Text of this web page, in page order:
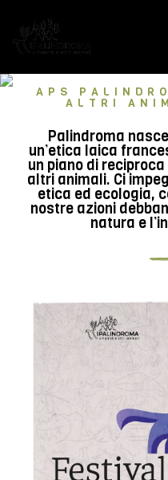
APS
ALTRI
Palindroma
un’etica laica
un piano di
altri animali. Ci
etica ed ecologia,
nostre azioni
natura e